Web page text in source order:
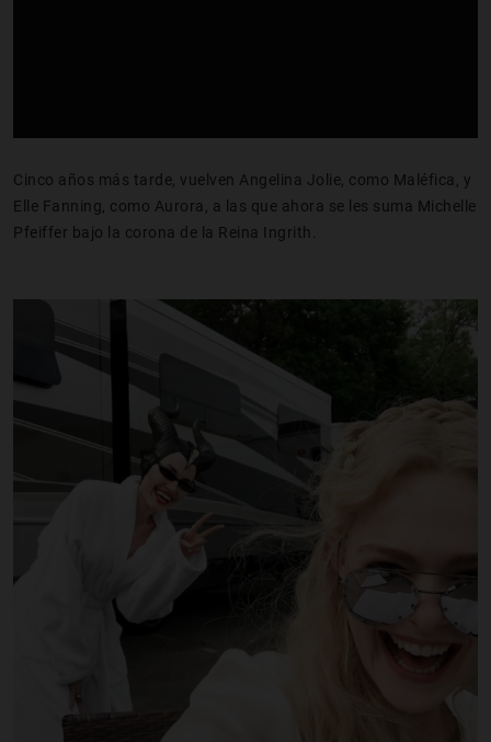
Cinco años más tarde, vuelven Angelina Jolie, como Maléfica, y
Elle Fanning, como Aurora, a las que ahora se les suma Michelle
Pfeiffer bajo la corona de la Reina Ingrith.